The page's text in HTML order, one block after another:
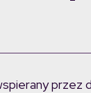
przez